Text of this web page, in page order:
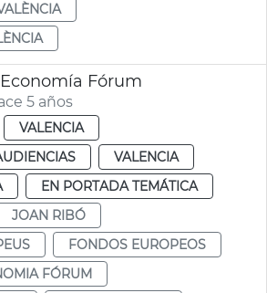
Fórum
5 años
VALENCIA
VALENCIA
EN PORTADA TEMÁTICA
JOAN RIBÓ
FONDOS EUROPEOS
FÓRUM